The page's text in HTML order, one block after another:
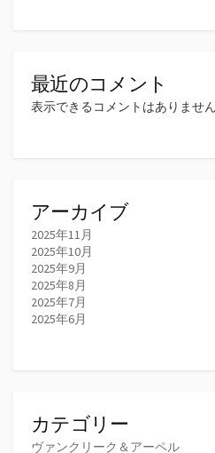
最近のコメント
表示できるコメントはありません
アーカイブ
2025年11月
2025年10月
2025年9月
2025年8月
2025年7月
2025年6月
カテゴリー
ヴァンクリーク＆アーペル